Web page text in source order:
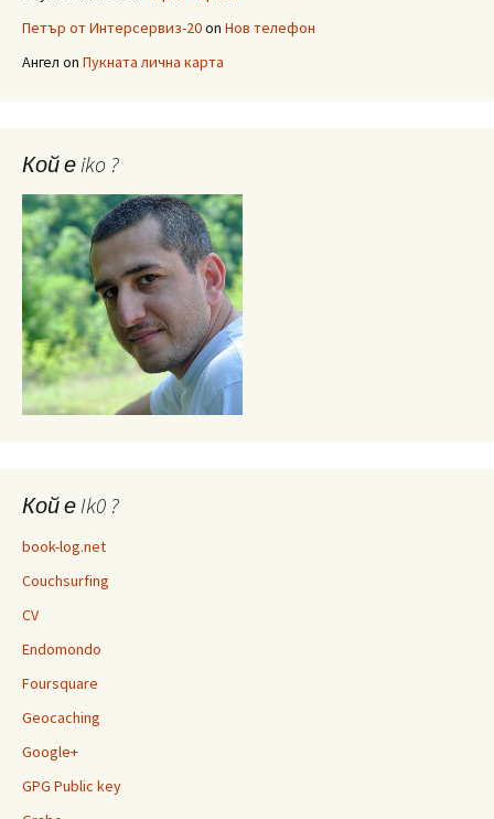
Петър от Интерсервиз-20on Нов телефон
Ангел on Пукната лична карта
Кой е iko ?
Кой е Ik0 ?
book-log.net
Couchsurfing
CV
Endomondo
Foursquare
Geocaching
Google+
GPG Public key